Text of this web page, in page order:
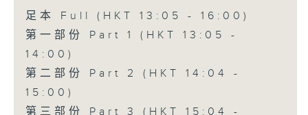
足本 Full (HKT 13:05 - 16:00)
第一部份 Part 1 (HKT 13:05 -
14:00)
第二部份 Part 2 (HKT 14:04 -
15:00)
第三部份 Part 3 (HKT 15:04 -